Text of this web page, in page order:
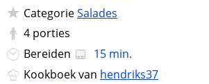
CategorieSalades
4 porties
Bereiden
15 min.
Kookboek van hendriks37